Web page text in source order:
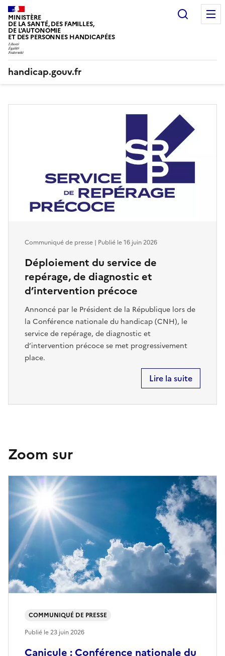
Panneau de gestion des cookies
MINISTÈRE
DE LA SANTÉ, DES FAMILLES,
DE L'AUTONOMIE
ET DES PERSONNES HANDICAPÉES
handicap.gouv.fr
Déploiement du service de
repérage, de diagnostic et
d’intervention précoce
Annoncé par le Président de la République lors de
la Conférence nationale du handicap (CNH), le
service de repérage, de diagnostic et
d’intervention précoce se met progressivement
place.
Communiqué de presse | Publié le16 juin 2026
Lire la suite
Zoom sur
Canicule : Conférence nationale du
COMMUNIQUÉ DE PRESSE
Publié le23 juin 2026